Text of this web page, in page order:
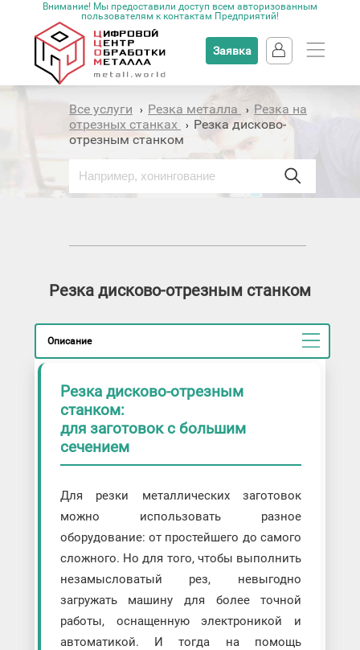
Внимание! Мы предоставили доступ всем авторизованным
пользователям к контактам Предприятий!
Заявка
Все услуги › Резка металла › Резка на
отрезных станках
› Резка дисково-
отрезным станком
Резка дисково-отрезным станком
Описание
Резка дисково-отрезным
станком:
для заготовок с большим
сечением
Для резки металлических заготовок
можно использовать разное
оборудование: от простейшего до самого
сложного. Но для того, чтобы выполнить
незамысловатый рез, невыгодно
загружать машину для более точной
работы, оснащенную электроникой и
автоматикой. И тогда на помощь